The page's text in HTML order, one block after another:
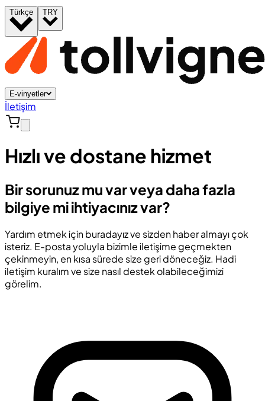
Türkçe TRY
E-vinyetler
İletişim
Hızlı ve dostane hizmet
Bir sorunuz mu var veya daha fazla
bilgiye mi ihtiyacınız var?
Yardım etmek için buradayız ve sizden haber almayı çok
isteriz. E-posta yoluyla bizimle iletişime geçmekten
çekinmeyin, en kısa sürede size geri döneceğiz. Hadi
iletişim kuralım ve size nasıl destek olabileceğimizi
görelim.